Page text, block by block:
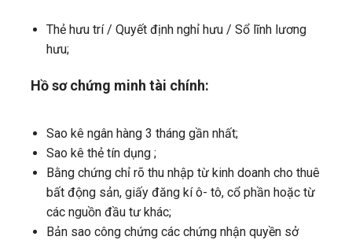
Thẻ hưu trí / Quyết định nghỉ hưu / Sổ lĩnh lương
hưu;
Hồ sơ chứng minh tài chính:
Sao kê ngân hàng 3 tháng gần nhất;
Sao kê thẻ tín dụng ;
Bằng chứng chỉ rõ thu nhập từ kinh doanh cho thuê
bất động sản, giấy đăng kí ô- tô, cổ phần hoặc từ
các nguồn đầu tư khác;
Bản sao công chứng các chứng nhận quyền sở